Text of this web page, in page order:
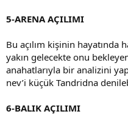
5-ARENA AÇILIMI
Bu açılım kişinin hayatında
yakın gelecekte onu
anahatlarıyla bir analizini
nev’i küçük Tandridna
6-BALIK AÇILIMI